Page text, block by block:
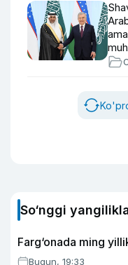
So‘nggi
Farg‘onada ming
Bugun, 19:33